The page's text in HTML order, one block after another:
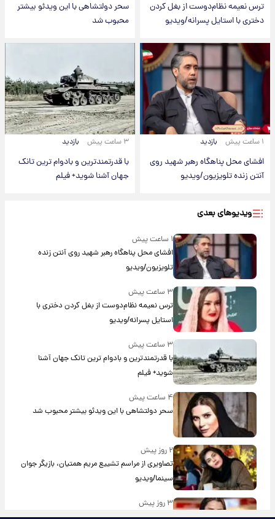
ترس نعیمه نظام‌دوست از بغل کردن
دختری با استایل پسرانه/ویدیو
سحر دولتشاهی با این ویدئو بیشتر
محبوب شد
۱ ساعت پیش بازدید
افشای محل پناهگاه‌ رهبر شهید روی
آنتن زنده تلویزیون/ویدیو
۳ ساعت پیش بازدید
با قدرتمندترین و بادوام ترین تانک
جهان آشنا شوید+ فیلم
ویدیوهای بعدی
۱ ساعت پیش
افشای محل پناهگاه‌ رهبر شهید روی آنتن زنده
تلویزیون/ویدیو
۳ ساعت پیش
ترس نعیمه نظام‌دوست از بغل کردن دختری با
استایل پسرانه/ویدیو
۳ ساعت پیش
با قدرتمندترین و بادوام ترین تانک جهان آشنا
شوید+ فیلم
۴ ساعت پیش
سحر دولتشاهی با این ویدئو بیشتر محبوب شد
۲ روز پیش
تصاویری از مراسم تشییع مریم همتیان، بازیگر جوان
سینما/ویدیو
۳ روز پیش